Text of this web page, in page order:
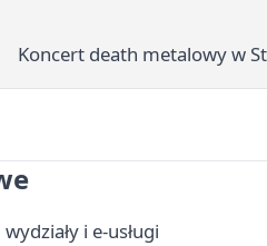
Koncert death metalowy w
i e-usługi